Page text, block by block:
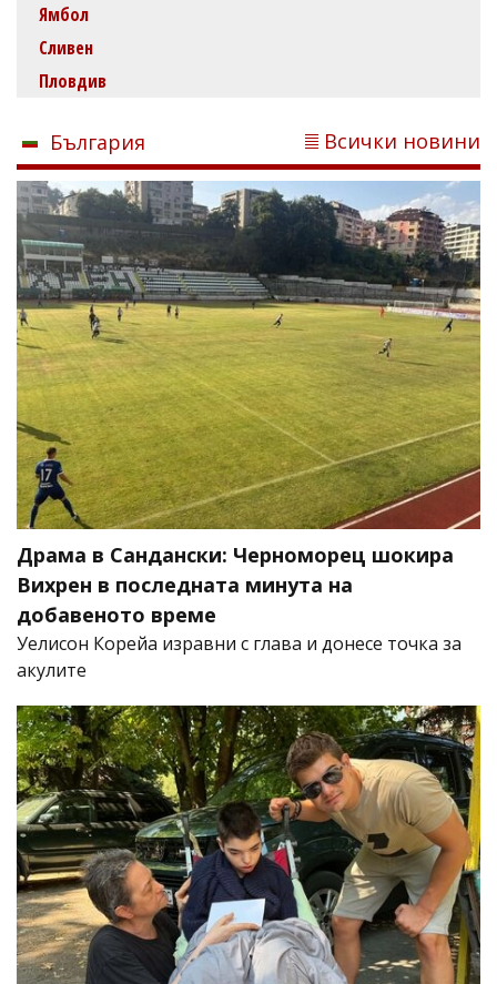
Ямбол
Сливен
Пловдив
България Всички новини
Драма в Сандански: Черноморец шокира
Вихрен в последната минута на
добавеното време
Уелисон Корейа изравни с глава и донесе точка за
акулите